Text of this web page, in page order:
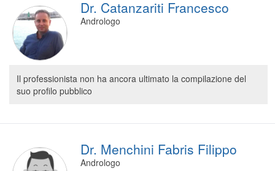
Dr. Catanzariti Francesco
Andrologo
Il professionista non ha ancora ultimato la compilazione del
suo profilo pubblico
Dr. Menchini Fabris Filippo
Andrologo